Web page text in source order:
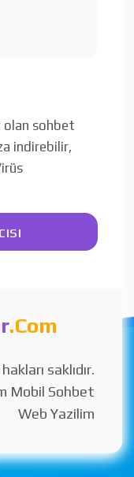
olan sohbet
indirebilir,
.Com
saklıdır.
Mobil Sohbet
Web Yazilim